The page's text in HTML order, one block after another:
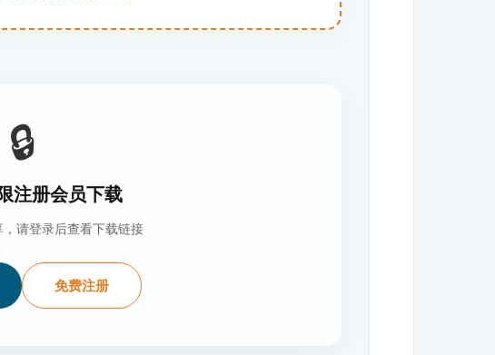
🔒
注册会员下载
请登录后查看下载链接
免费注册